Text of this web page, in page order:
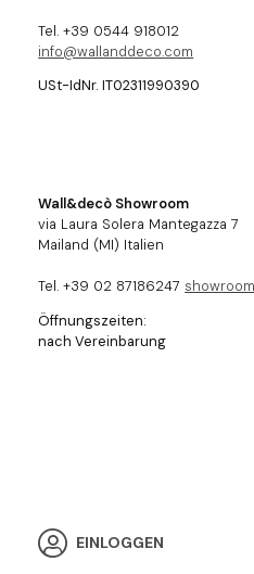
Tel. +39 0544 918012
info@wallanddeco.com
USt-IdNr. IT02311990390
Wall&decò Showroom
via Laura Solera Mantegazza 7
Mailand (MI) Italien
Tel. +39 02 87186247
Öffnungszeiten:
nach Vereinbarung
EINLOGGEN